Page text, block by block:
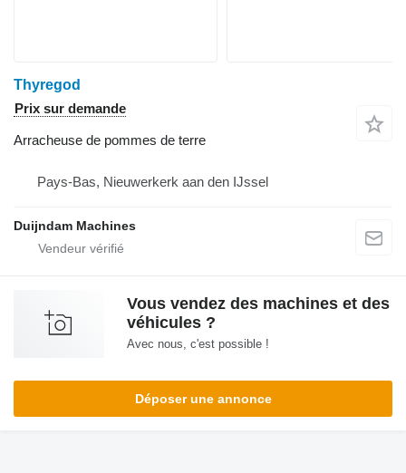
Thyregod
Prix sur demande
Arracheuse de pommes de terre
Pays-Bas, Nieuwerkerk aan den IJssel
Duijndam Machines
Vous vendez des machines et des
véhicules ?
Avec nous, c'est possible !
Déposer une annonce